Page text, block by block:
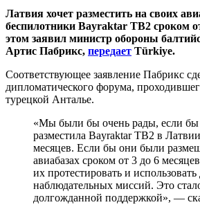
Латвия хочет разместить на своих
беспилотники Bayraktar TB2 сроком
этом заявил министр обороны
Артис Пабрикс, передает Türkiye.
Соответствующее заявление Пабрикс
дипломатического форума,
турецкой Анталье.
«Мы были бы очень рады, если бы
разместила Bayraktar TB2 в
месяцев. Если бы они были
авиабазах сроком от 3 до 6
их протестировать и использовать
наблюдательных миссий. Это
долгожданной поддержкой», —